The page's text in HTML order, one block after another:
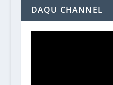
DAQU CHANNEL